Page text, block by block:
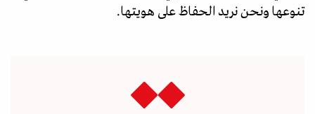
تنوعها ونحن نريد الحفاظ على هويتها.